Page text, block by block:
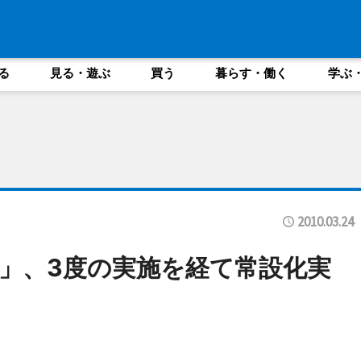
見る・遊ぶ 買う 暮らす・働く 学ぶ
2010.03.24
、3度の実施を経て常設化実